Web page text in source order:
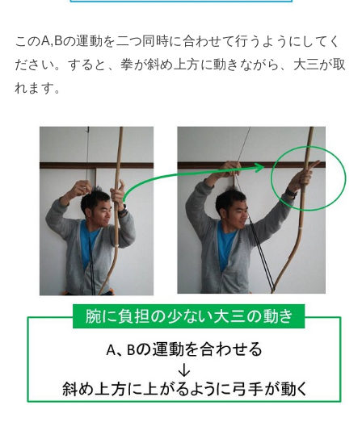
このA,Bの運動を二つ同時に合わせて行うようにしてく
ださい。すると、拳が斜め上方に動きながら、大三が取
れます。